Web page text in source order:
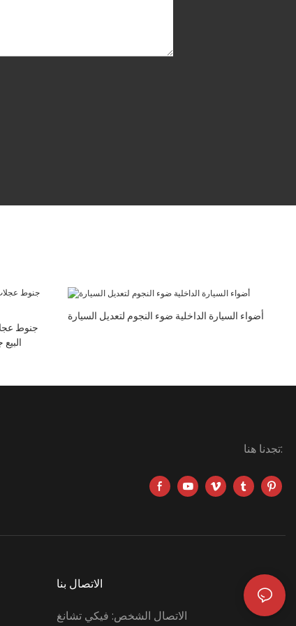
جنوط
أضواء السيارة الداخلية ضوء النجوم لتعديل السيارة
تجدنا هنا:
الاتصال بنا
الاتصال الشخص: فيكي تشانغ